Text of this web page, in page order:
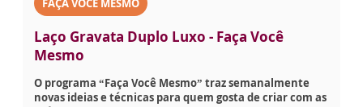
FAÇA VOCÊ MESMO
Laço Gravata Duplo Luxo - Faça Você
Mesmo
O programa “Faça Você Mesmo” traz semanalmente
novas ideias e técnicas para quem gosta de criar com as